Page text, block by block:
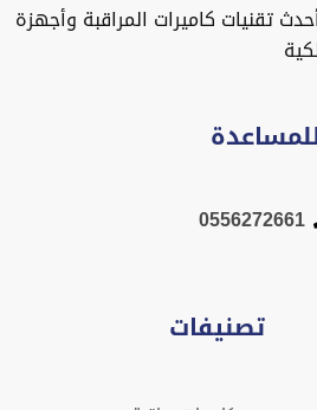
تقنيات كاميرات المراقبة وأجهزة
0556272661
تصنيفات